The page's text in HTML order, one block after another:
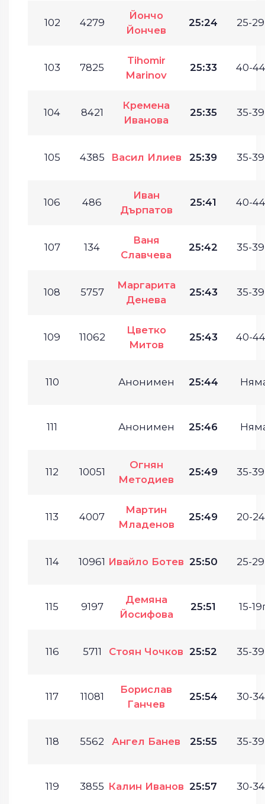
102 4279
Йончо
Йончев
25:24 25-
103 7825
Tihomir
Marinov
25:33 40-
104 8421
Кремена
Иванова
25:35 35-
105 4385 Васил Илиев 25:39 35-
106 486
Иван
Дърпатов
25:41 40-
107 134
Ваня
Славчева
25:42 35-
108 5757
Маргарита
Денева
25:43 35-
109 11062
Цветко
Митов
25:43 40-
110 Анонимен 25:44
111 Анонимен 25:46
112 10051
Огнян
Методиев
25:49 35-
113 4007
Мартин
Младенов
25:49 20-
114 10961 Ивайло Ботев 25:50 25-
115 9197
Демяна
Йосифова
25:51 15-
116 5711 Стоян Чочков 25:52 35-
117 11081
Борислав
Ганчев
25:54 30-
118 5562 Ангел Банев 25:55 35-
119 3855 Калин Иванов 25:57 30-